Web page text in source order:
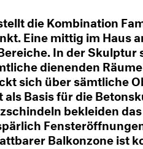
die Kombination
Eine mittig im Haus
In der
dienenden
sich über sämtliche
Basis für die
bekleiden
Balkonzone ist